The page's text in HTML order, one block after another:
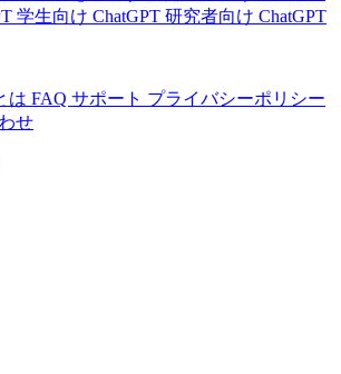
学生向け ChatGPT 研究者向け ChatGPT
は FAQ サポート プライバシーポリシー
せ